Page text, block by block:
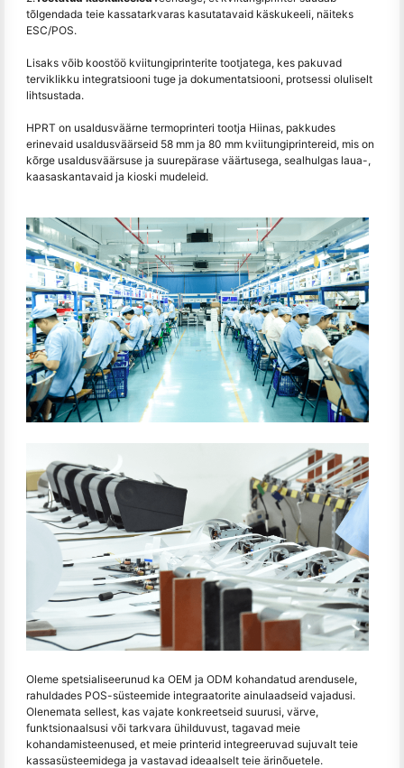
tõlgendada teie kassatarkvaras kasutatavaid käskukeeli, näiteks
ESC/POS.
Lisaks võib koostöö kviitungiprinterite tootjatega, kes pakuvad
terviklikku integratsiooni tuge ja dokumentatsiooni, protsessi oluliselt
lihtsustada.
HPRT on usaldusväärne termoprinteri tootja Hiinas, pakkudes
erinevaid usaldusväärseid 58 mm ja 80 mm kviitungiprintereid, mis on
kõrge usaldusväärsuse ja suurepärase väärtusega, sealhulgas laua-,
kaasaskantavaid ja kioski mudeleid.
Oleme spetsialiseerunud ka OEM ja ODM kohandatud arendusele,
rahuldades POS-süsteemide integraatorite ainulaadseid vajadusi.
Olenemata sellest, kas vajate konkreetseid suurusi, värve,
funktsionaalsusi või tarkvara ühilduvust, tagavad meie
kohandamisteenused, et meie printerid integreeruvad sujuvalt teie
kassasüsteemidega ja vastavad ideaalselt teie ärinõuetele.